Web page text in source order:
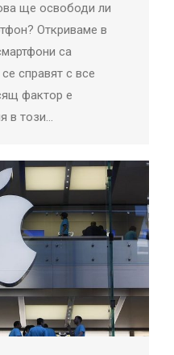
ще освободи ли
Откриваме в
са
справят с все
фактор е
в този…